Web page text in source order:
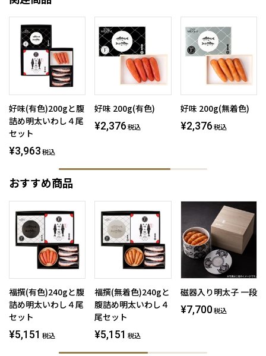
好味(有色)200gと腹
詰め明太いわし４尾
セット
¥3,963 税込
好味 200g(有色)
¥2,376 税込
好味 200g(無着色)
¥2,376 税込
おすすめ商品
福撰(有色)240gと腹
詰め明太いわし４尾
セット
¥5,151 税込
福撰(無着色)240gと
腹詰め明太いわし４
尾セット
¥5,151 税込
磁器入り明太子 一段
¥7,700 税込